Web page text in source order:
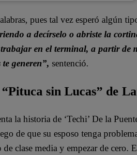
pues tal vez esperó algún
a decírselo o abriste la
trabajar en el terminal, a partir de
generen”, sentenció.
sin Lucas” de
la historia de ‘Techi’ De la
de que su esposo tenga
clase media y empezar de cero.